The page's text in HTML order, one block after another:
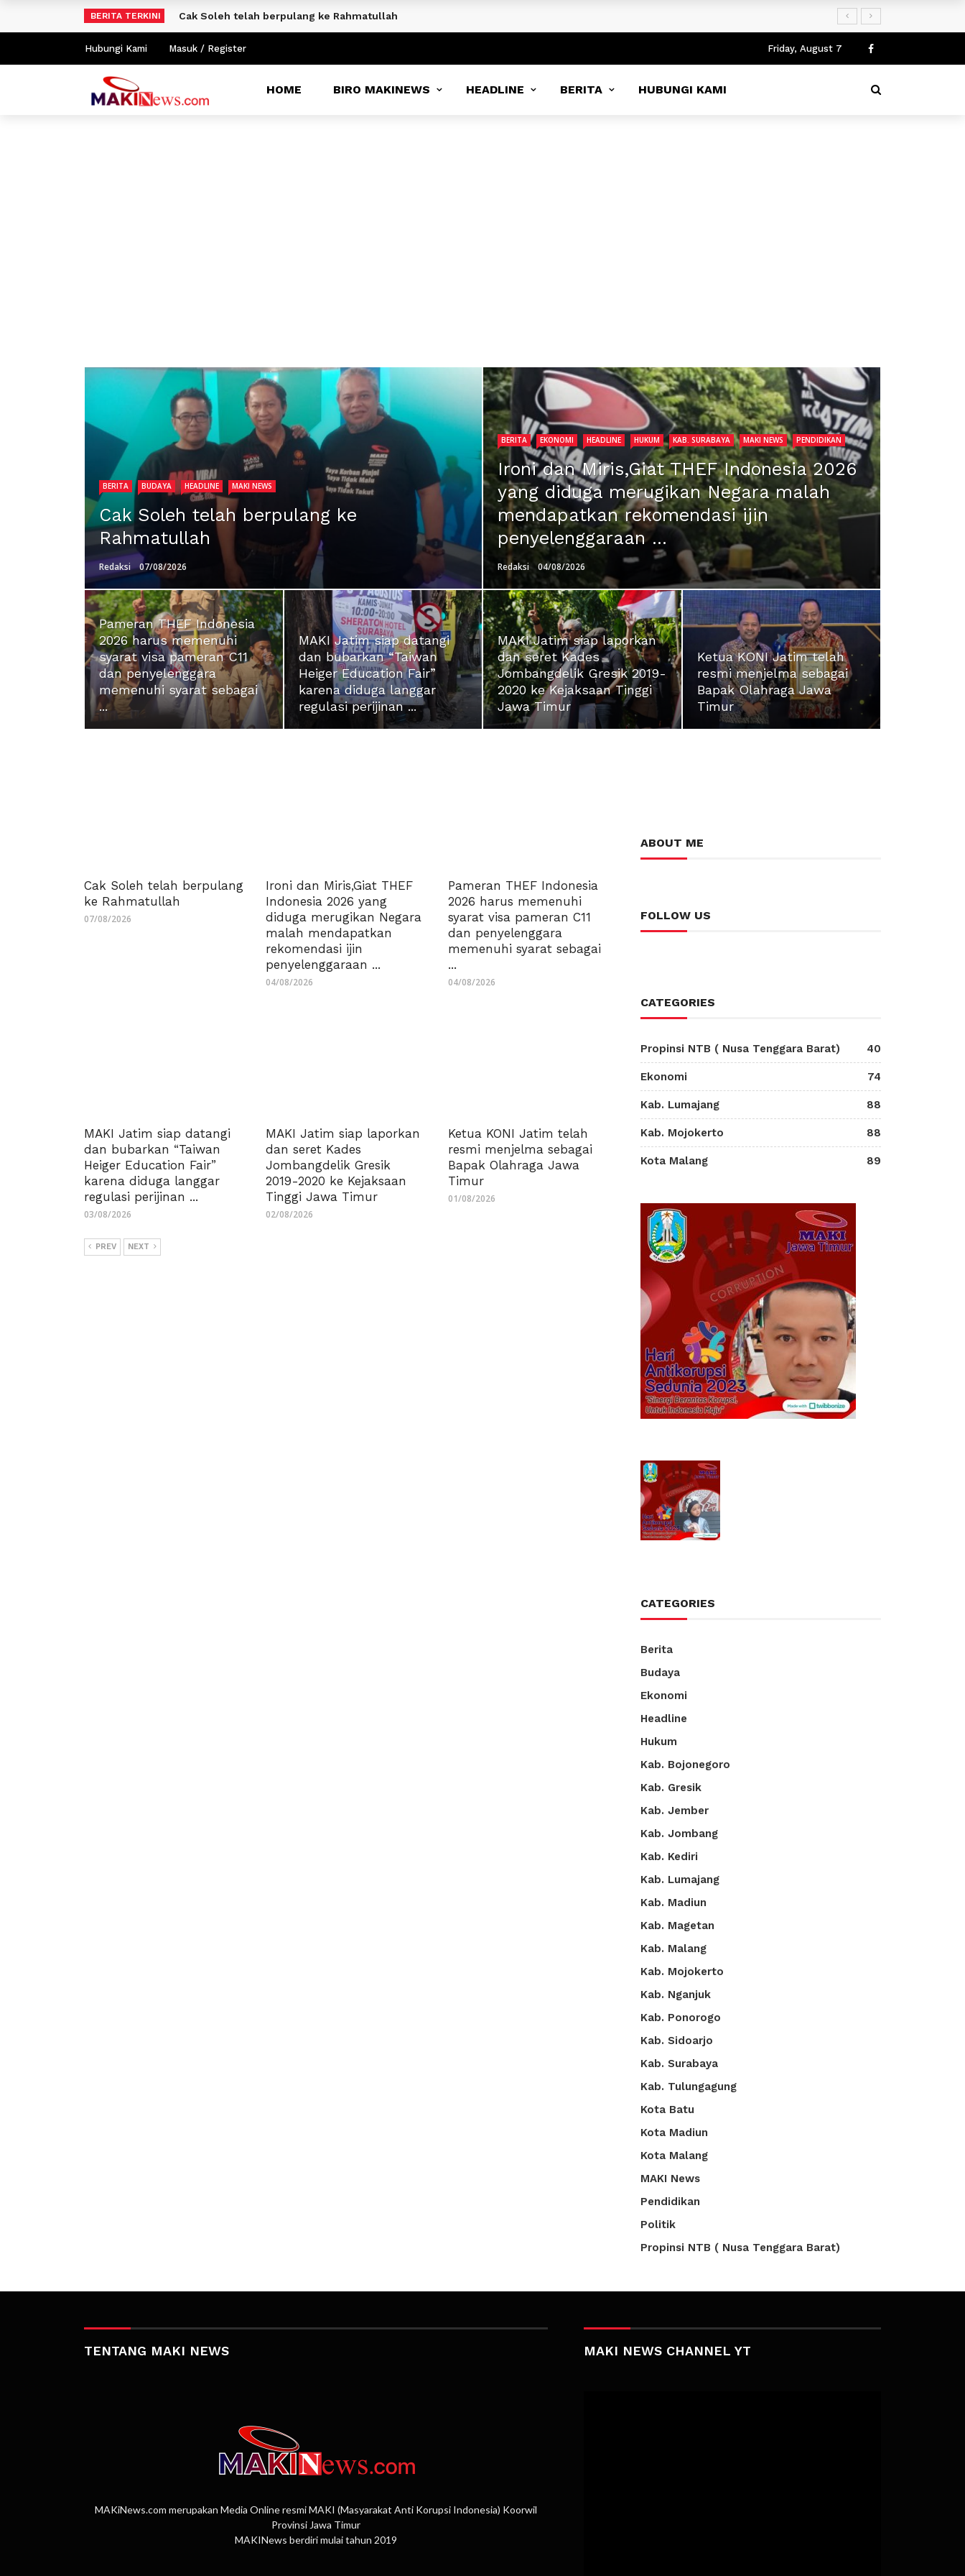
BERITA TERKINI Cak Soleh telah berpulang ke Rahmatullah
Hubungi Kami Masuk / Register Friday, August 7
HOME BIRO MAKINEWS HEADLINE BERITA HUBUNGI KAMI
BERITA BUDAYA HEADLINE MAKI NEWS
Cak Soleh telah berpulang ke
Rahmatullah
Redaksi 07/08/2026
BERITA EKONOMI HEADLINE HUKUM KAB. SURABAYA MAKI NEWS PENDIDIKAN
Ironi dan Miris,Giat THEF Indonesia 2026
yang diduga merugikan Negara malah
mendapatkan rekomendasi ijin
penyelenggaraan ...
Redaksi 04/08/2026
Pameran THEF Indonesia
2026 harus memenuhi
syarat visa pameran C11
dan penyelenggara
memenuhi syarat sebagai
...
MAKI Jatim siap datangi
dan bubarkan “Taiwan
Heiger Education Fair”
karena diduga langgar
regulasi perijinan ...
MAKI Jatim siap laporkan
dan seret Kades
Jombangdelik Gresik 2019-
2020 ke Kejaksaan Tinggi
Jawa Timur
Ketua KONI Jatim telah
resmi menjelma sebagai
Bapak Olahraga Jawa
Timur
Cak Soleh telah berpulang
ke Rahmatullah
07/08/2026
Ironi dan Miris,Giat THEF
Indonesia 2026 yang
diduga merugikan Negara
malah mendapatkan
rekomendasi ijin
penyelenggaraan ...
04/08/2026
Pameran THEF Indonesia
2026 harus memenuhi
syarat visa pameran C11
dan penyelenggara
memenuhi syarat sebagai
...
04/08/2026
MAKI Jatim siap datangi
dan bubarkan “Taiwan
Heiger Education Fair”
karena diduga langgar
regulasi perijinan ...
03/08/2026
MAKI Jatim siap laporkan
dan seret Kades
Jombangdelik Gresik
2019-2020 ke Kejaksaan
Tinggi Jawa Timur
02/08/2026
Ketua KONI Jatim telah
resmi menjelma sebagai
Bapak Olahraga Jawa
Timur
01/08/2026
PREV NEXT
ABOUT ME
FOLLOW US
CATEGORIES
Propinsi NTB ( Nusa Tenggara Barat) 40
Ekonomi 74
Kab. Lumajang 88
Kab. Mojokerto 88
Kota Malang 89
CATEGORIES
Berita
Budaya
Ekonomi
Headline
Hukum
Kab. Bojonegoro
Kab. Gresik
Kab. Jember
Kab. Jombang
Kab. Kediri
Kab. Lumajang
Kab. Madiun
Kab. Magetan
Kab. Malang
Kab. Mojokerto
Kab. Nganjuk
Kab. Ponorogo
Kab. Sidoarjo
Kab. Surabaya
Kab. Tulungagung
Kota Batu
Kota Madiun
Kota Malang
MAKI News
Pendidikan
Politik
Propinsi NTB ( Nusa Tenggara Barat)
TENTANG MAKI NEWS
MAKiNews.com merupakan Media Online resmi MAKI (Masyarakat Anti Korupsi Indonesia) Koorwil
Provinsi Jawa Timur
MAKINews berdiri mulai tahun 2019
MAKI NEWS CHANNEL YT